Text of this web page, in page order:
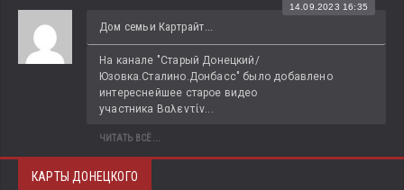
Дом семьи Картрайт...
14.09.2023 16:35
На канале "Старый Донецкий/
Юзовка.Сталино.Донбасс" было добавлено
интереснейшее старое видео
участника Βαλεντίν...
ЧИТАТЬ ВСЁ...
КАРТЫ ДОНЕЦКОГО